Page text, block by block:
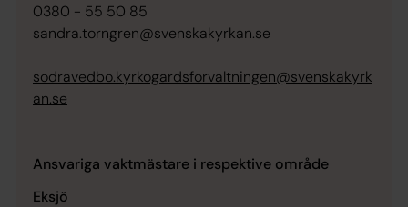
0380 - 55 50 85
sandra.torngren@svenskakyrkan.se
sodravedbo.kyrkogardsforvaltningen@svenskakyrk
an.se
Ansvariga vaktmästare i respektive område
Eksjö